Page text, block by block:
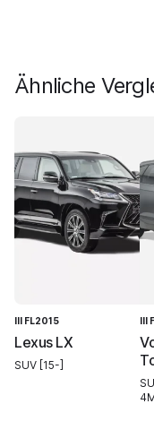
Ähnliche
III FL2015
Lexus LX
SUV [15-]
III